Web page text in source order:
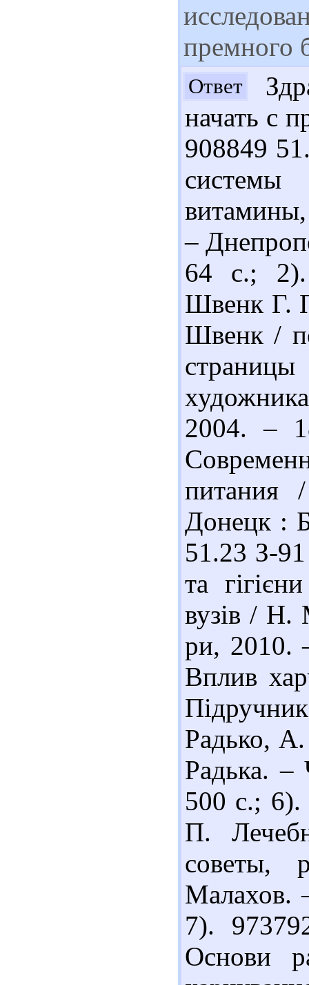
премного
Ответ
начать с
908849
–
64 с.;
Швенк Г.
Швенк /
2004. –
питания
Донецк :
51.23 З-
та
вузів /
ри, 2010.
Вплив
Радько,
Радька. –
500 с.;
П.
советы,
Малахов.
7).
Основи